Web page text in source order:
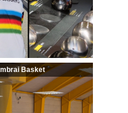
Basket